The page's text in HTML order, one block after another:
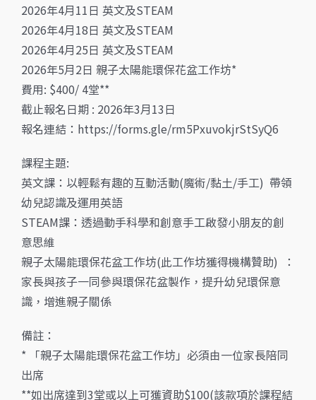
2026年4月11日 英文及STEAM
2026年4月18日 英文及STEAM
2026年4月25日 英文及STEAM
2026年5月2日 親子太陽能環保花盆工作坊*
費用: $400/ 4堂**
截止報名日期 : 2026年3月13日
報名連結：https://forms.gle/rm5PxuvokjrStSyQ6
課程主題:
英文課：以輕鬆有趣的互動活動(魔術/黏土/手工) 帶領
幼兒認識及運用英語
STEAM課：透過動手科學和創意手工啟發小朋友的創
意思維
親子太陽能環保花盆工作坊(此工作坊獲得機構贊助) ：
家長與孩子一同參與環保花盆製作，提升幼兒環保意
識，增進親子關係
備註：
* 「親子太陽能環保花盆工作坊」必須由一位家長陪同
出席
**如出席達到3堂或以上可獲資助$100(該款項於課程結